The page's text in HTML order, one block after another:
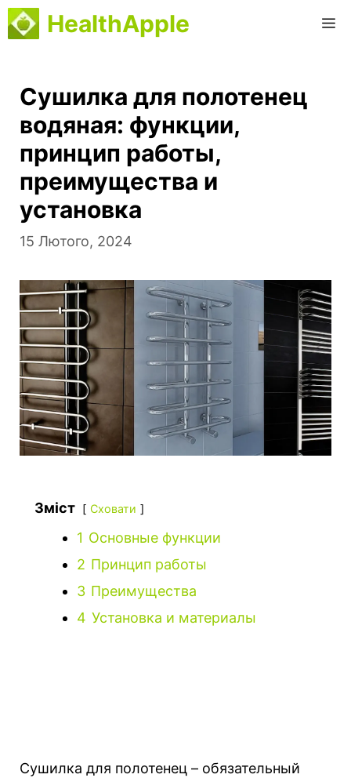
Перейти
до
HealthApple
Сушилка для полотенец
водяная: функции,
принцип работы,
преимущества и
установка
15 Лютого, 2024
Зміст Сховати
1 Основные функции
2 Принцип работы
3 Преимущества
4 Установка и материалы
Сушилка для полотенец – обязательный